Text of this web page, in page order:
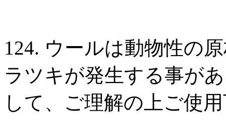
124. ウールは動物性の
ラツキが発生する事が
して、ご理解の上ご使